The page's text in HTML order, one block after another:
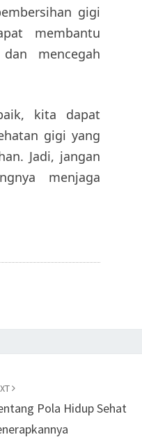
gigi
membantu
mencegah
kita dapat
gigi yang
Jadi, jangan
menjaga
Pola Hidup Sehat